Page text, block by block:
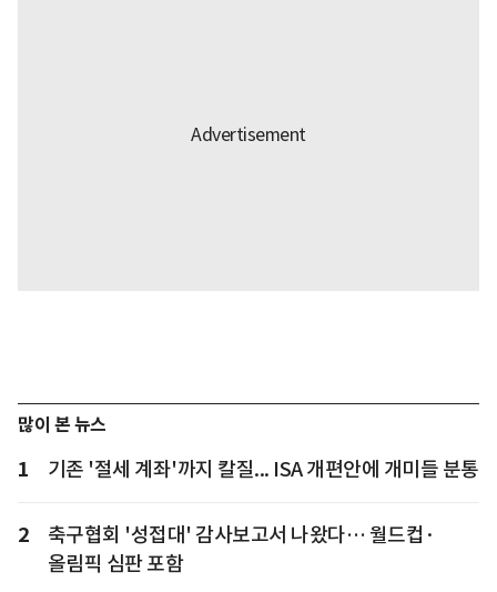
많이 본 뉴스
1 기존 '절세 계좌'까지 칼질... ISA 개편안에 개미들 분통
2
축구협회 '성접대' 감사보고서 나왔다… 월드컵·
올림픽 심판 포함